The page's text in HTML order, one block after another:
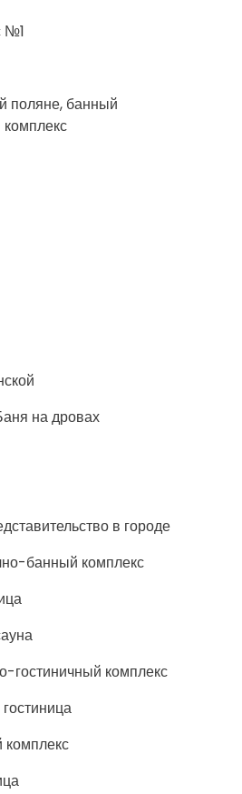
№1
поляне, банный
на дровах
в городе
банный комплекс
гостиничный комплекс
комплекс